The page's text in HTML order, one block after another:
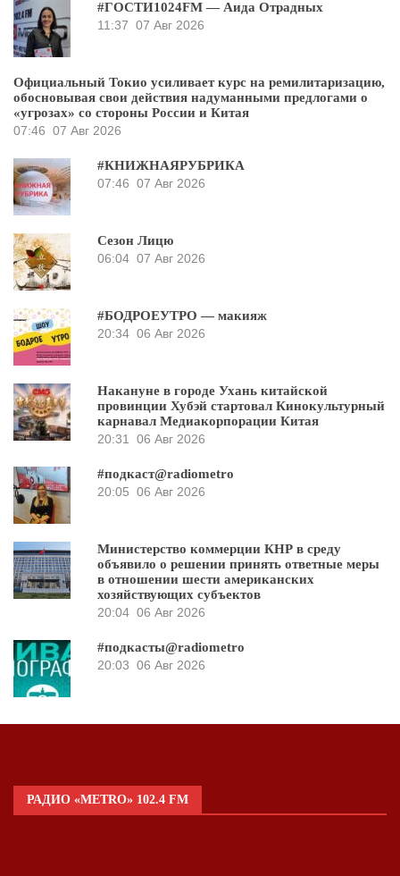
#ГОСТИ1024FM — Аида Отрадных
11:37 07 Авг 2026
Официальный Токио усиливает курс на ремилитаризацию,
обосновывая свои действия надуманными предлогами о
«угрозах» со стороны России и Китая
07:46 07 Авг 2026
#КНИЖНАЯРУБРИКА
07:46 07 Авг 2026
Сезон Лицю
06:04 07 Авг 2026
#БОДРОЕУТРО — макияж
20:34 06 Авг 2026
Накануне в городе Ухань китайской
провинции Хубэй стартовал Кинокультурный
карнавал Медиакорпорации Китая
20:31
06 Авг 2026
#подкаст@radiometro
20:05 06 Авг 2026
Министерство коммерции КНР в среду
объявило о решении принять ответные меры
в отношении шести американских
хозяйствующих субъектов
20:04 06 Авг 2026
#подкасты@radiometro
20:03 06 Авг 2026
РАДИО «METRO» 102.4 FM